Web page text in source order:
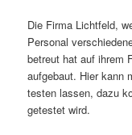
Die Firma Lichtfeld,
Personal
betreut hat auf ihrem
aufgebaut. Hier kann
testen lassen, dazu
getestet wird.